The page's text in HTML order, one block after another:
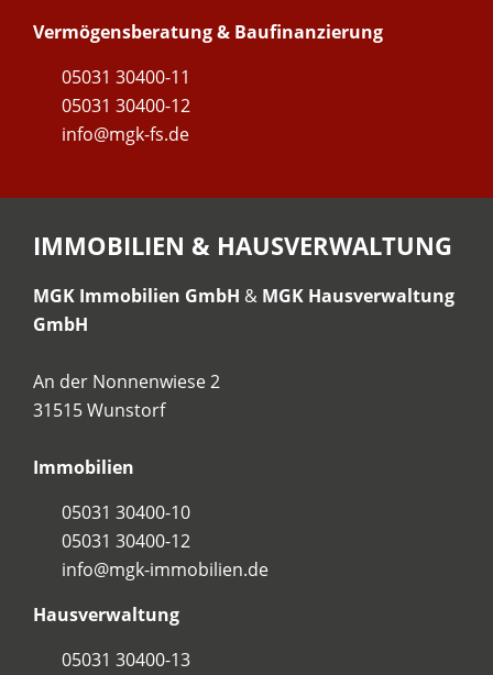
Vermögensberatung & Baufinanzierung
05031 30400-11
05031 30400-12
info@mgk-fs.de
IMMOBILIEN & HAUSVERWALTUNG
MGK Immobilien GmbH & MGK Hausverwaltung
GmbH
An der Nonnenwiese 2
31515 Wunstorf
Immobilien
05031 30400-10
05031 30400-12
info@mgk-immobilien.de
Hausverwaltung
05031 30400-13